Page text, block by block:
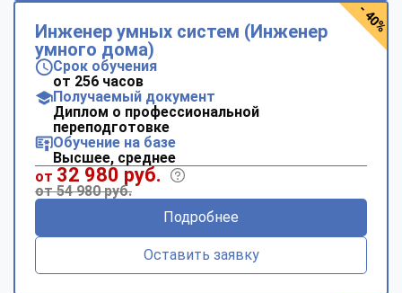
Инженер умных систем (Инженер
умного дома)
Срок обучения
от 256 часов
Получаемый документ
Диплом о профессиональной
переподготовке
Обучение на базе
Высшее, среднее
от 32 980 руб.
от 54 980 руб.
Подробнее
Оставить заявку
- 40%